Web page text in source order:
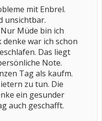
alpha-Antikörper die
erythematodes
in den bisherigen
nicht auf. Etwa 1% der
Etanercept, die allerdings
Neuere Studien
von anti-Etanercept-
von Etanercept und -
läßt.
unerklärlichen Reaktionen
mit Enbrel.
unsichtbar.
Müde bin ich
war ich schon
Das liegt
Note.
Tag als kaufm.
zu tun. Die
ein gesunder
auch geschafft.